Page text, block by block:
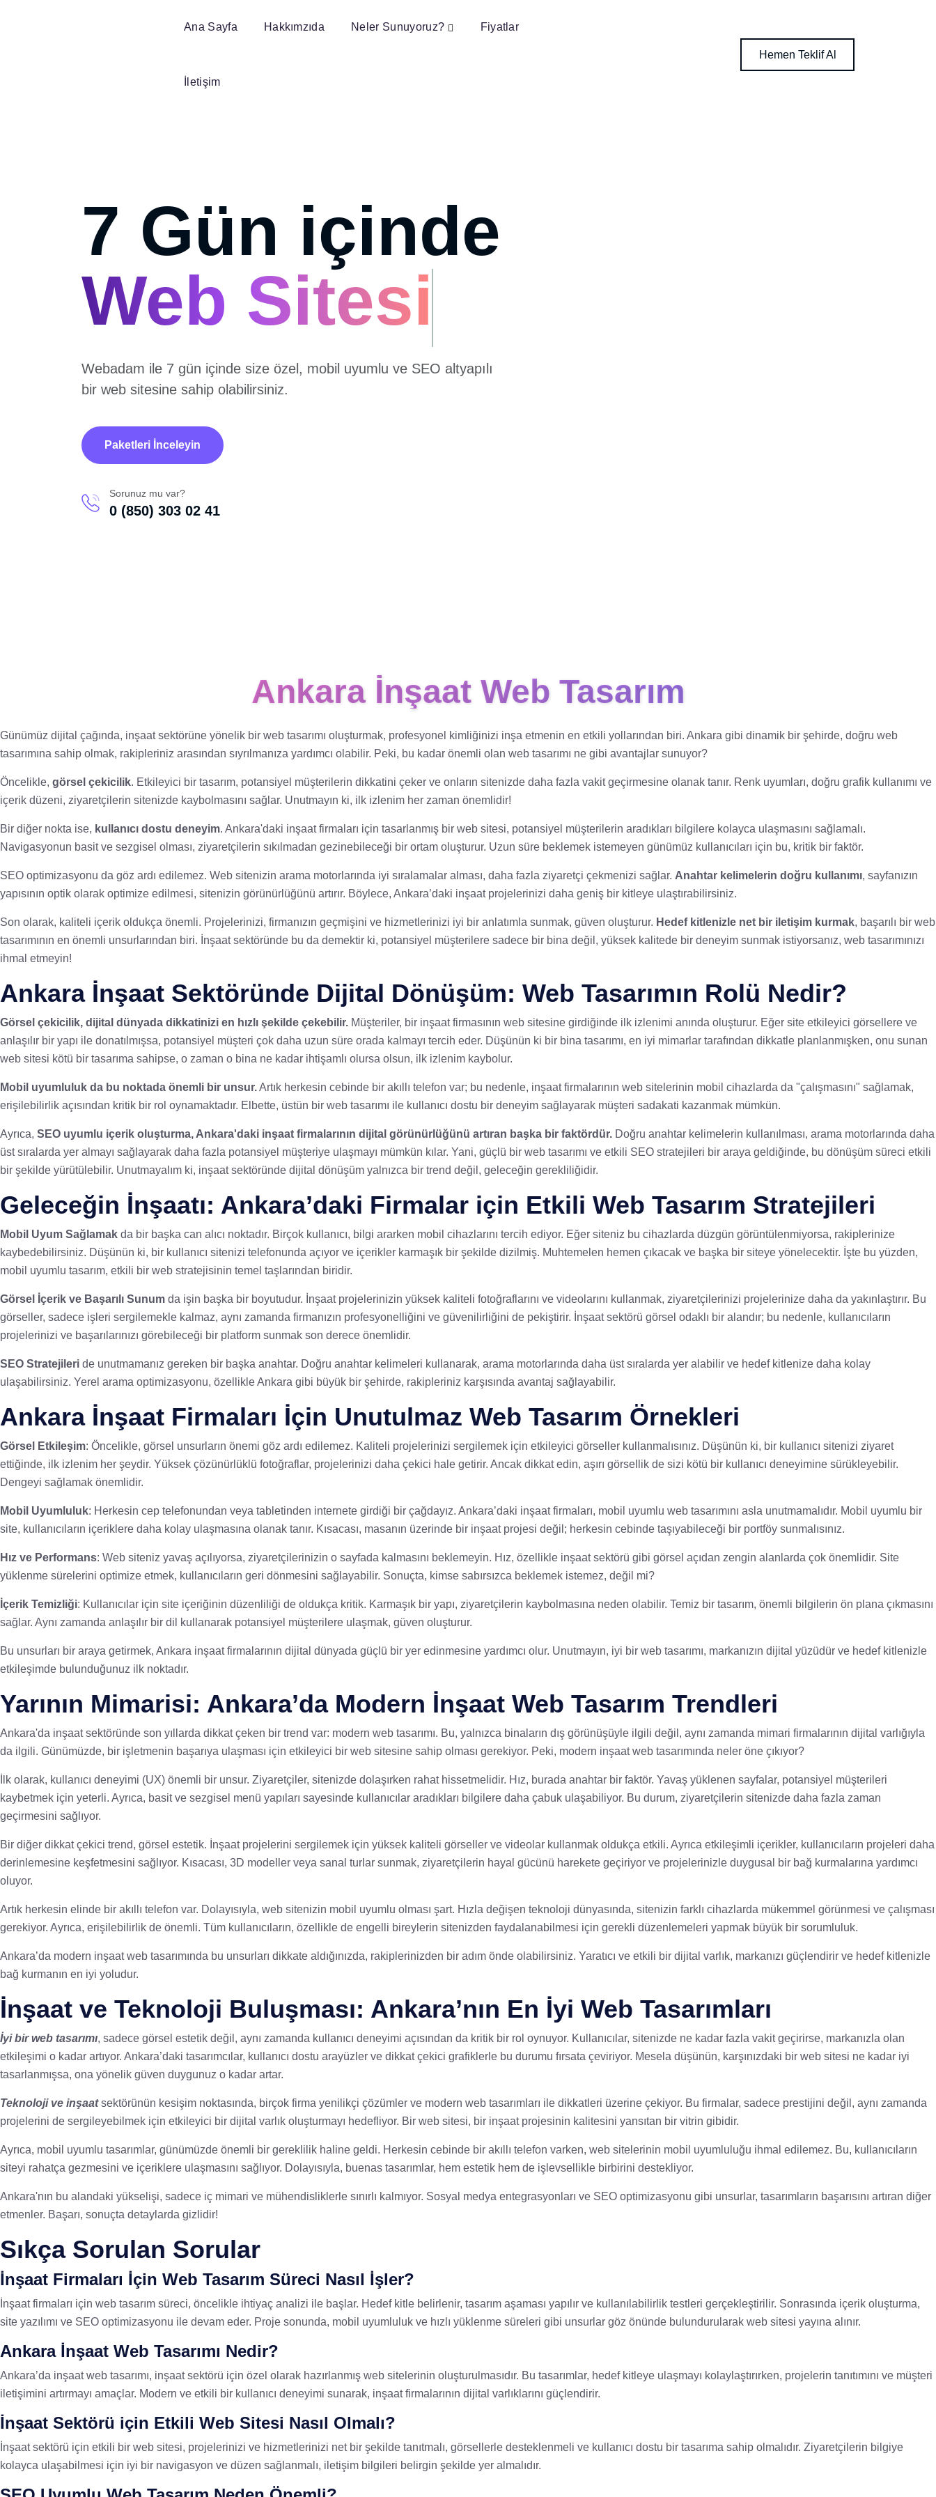
Ana Sayfa Hakkımzıda Neler Sunuyoruz? Fiyatlar
İletişim
Hemen Teklif Al
7 Gün içinde
Web Sitesi
Webadam ile 7 gün içinde size özel, mobil uyumlu ve SEO altyapılı
bir web sitesine sahip olabilirsiniz.
Paketleri İnceleyin
Sorunuz mu var?
0 (850) 303 02 41
Ankara İnşaat Web Tasarım
Günümüz dijital çağında, inşaat sektörüne yönelik bir web tasarımı oluşturmak, profesyonel kimliğinizi inşa etmenin en etkili yollarından biri. Ankara gibi dinamik bir şehirde, doğru web
tasarımına sahip olmak, rakipleriniz arasından sıyrılmanıza yardımcı olabilir. Peki, bu kadar önemli olan web tasarımı ne gibi avantajlar sunuyor?
Öncelikle, görsel çekicilik. Etkileyici bir tasarım, potansiyel müşterilerin dikkatini çeker ve onların sitenizde daha fazla vakit geçirmesine olanak tanır. Renk uyumları, doğru grafik kullanımı ve
içerik düzeni, ziyaretçilerin sitenizde kaybolmasını sağlar. Unutmayın ki, ilk izlenim her zaman önemlidir!
Bir diğer nokta ise, kullanıcı dostu deneyim. Ankara'daki inşaat firmaları için tasarlanmış bir web sitesi, potansiyel müşterilerin aradıkları bilgilere kolayca ulaşmasını sağlamalı.
Navigasyonun basit ve sezgisel olması, ziyaretçilerin sıkılmadan gezinebileceği bir ortam oluşturur. Uzun süre beklemek istemeyen günümüz kullanıcıları için bu, kritik bir faktör.
SEO optimizasyonu da göz ardı edilemez. Web sitenizin arama motorlarında iyi sıralamalar alması, daha fazla ziyaretçi çekmenizi sağlar. Anahtar kelimelerin doğru kullanımı, sayfanızın
yapısının optik olarak optimize edilmesi, sitenizin görünürlüğünü artırır. Böylece, Ankara’daki inşaat projelerinizi daha geniş bir kitleye ulaştırabilirsiniz.
Son olarak, kaliteli içerik oldukça önemli. Projelerinizi, firmanızın geçmişini ve hizmetlerinizi iyi bir anlatımla sunmak, güven oluşturur. Hedef kitlenizle net bir iletişim kurmak, başarılı bir web
tasarımının en önemli unsurlarından biri. İnşaat sektöründe bu da demektir ki, potansiyel müşterilere sadece bir bina değil, yüksek kalitede bir deneyim sunmak istiyorsanız, web tasarımınızı
ihmal etmeyin!
Ankara İnşaat Sektöründe Dijital Dönüşüm: Web Tasarımın Rolü Nedir?
Görsel çekicilik, dijital dünyada dikkatinizi en hızlı şekilde çekebilir. Müşteriler, bir inşaat firmasının web sitesine girdiğinde ilk izlenimi anında oluşturur. Eğer site etkileyici görsellere ve
anlaşılır bir yapı ile donatılmışsa, potansiyel müşteri çok daha uzun süre orada kalmayı tercih eder. Düşünün ki bir bina tasarımı, en iyi mimarlar tarafından dikkatle planlanmışken, onu sunan
web sitesi kötü bir tasarıma sahipse, o zaman o bina ne kadar ihtişamlı olursa olsun, ilk izlenim kaybolur.
Mobil uyumluluk da bu noktada önemli bir unsur.Artık herkesin cebinde bir akıllı telefon var; bu nedenle, inşaat firmalarının web sitelerinin mobil cihazlarda da "çalışmasını" sağlamak,
erişilebilirlik açısından kritik bir rol oynamaktadır. Elbette, üstün bir web tasarımı ile kullanıcı dostu bir deneyim sağlayarak müşteri sadakati kazanmak mümkün.
Ayrıca, SEO uyumlu içerik oluşturma, Ankara'daki inşaat firmalarının dijital görünürlüğünü artıran başka bir faktördür. Doğru anahtar kelimelerin kullanılması, arama motorlarında daha
üst sıralarda yer almayı sağlayarak daha fazla potansiyel müşteriye ulaşmayı mümkün kılar. Yani, güçlü bir web tasarımı ve etkili SEO stratejileri bir araya geldiğinde, bu dönüşüm süreci etkili
bir şekilde yürütülebilir. Unutmayalım ki, inşaat sektöründe dijital dönüşüm yalnızca bir trend değil, geleceğin gerekliliğidir.
Geleceğin İnşaatı: Ankara’daki Firmalar için Etkili Web Tasarım Stratejileri
Mobil Uyum Sağlamak da bir başka can alıcı noktadır. Birçok kullanıcı, bilgi ararken mobil cihazlarını tercih ediyor. Eğer siteniz bu cihazlarda düzgün görüntülenmiyorsa, rakiplerinize
kaybedebilirsiniz. Düşünün ki, bir kullanıcı sitenizi telefonunda açıyor ve içerikler karmaşık bir şekilde dizilmiş. Muhtemelen hemen çıkacak ve başka bir siteye yönelecektir. İşte bu yüzden,
mobil uyumlu tasarım, etkili bir web stratejisinin temel taşlarından biridir.
Görsel İçerik ve Başarılı Sunum da işin başka bir boyutudur. İnşaat projelerinizin yüksek kaliteli fotoğraflarını ve videolarını kullanmak, ziyaretçilerinizi projelerinize daha da yakınlaştırır. Bu
görseller, sadece işleri sergilemekle kalmaz, aynı zamanda firmanızın profesyonelliğini ve güvenilirliğini de pekiştirir. İnşaat sektörü görsel odaklı bir alandır; bu nedenle, kullanıcıların
projelerinizi ve başarılarınızı görebileceği bir platform sunmak son derece önemlidir.
SEO Stratejileri de unutmamanız gereken bir başka anahtar. Doğru anahtar kelimeleri kullanarak, arama motorlarında daha üst sıralarda yer alabilir ve hedef kitlenize daha kolay
ulaşabilirsiniz. Yerel arama optimizasyonu, özellikle Ankara gibi büyük bir şehirde, rakipleriniz karşısında avantaj sağlayabilir.
Ankara İnşaat Firmaları İçin Unutulmaz Web Tasarım Örnekleri
Görsel Etkileşim: Öncelikle, görsel unsurların önemi göz ardı edilemez. Kaliteli projelerinizi sergilemek için etkileyici görseller kullanmalısınız. Düşünün ki, bir kullanıcı sitenizi ziyaret
ettiğinde, ilk izlenim her şeydir. Yüksek çözünürlüklü fotoğraflar, projelerinizi daha çekici hale getirir. Ancak dikkat edin, aşırı görsellik de sizi kötü bir kullanıcı deneyimine sürükleyebilir.
Dengeyi sağlamak önemlidir.
Mobil Uyumluluk: Herkesin cep telefonundan veya tabletinden internete girdiği bir çağdayız. Ankara’daki inşaat firmaları, mobil uyumlu web tasarımını asla unutmamalıdır. Mobil uyumlu bir
site, kullanıcıların içeriklere daha kolay ulaşmasına olanak tanır. Kısacası, masanın üzerinde bir inşaat projesi değil; herkesin cebinde taşıyabileceği bir portföy sunmalısınız.
Hız ve Performans: Web siteniz yavaş açılıyorsa, ziyaretçilerinizin o sayfada kalmasını beklemeyin. Hız, özellikle inşaat sektörü gibi görsel açıdan zengin alanlarda çok önemlidir. Site
yüklenme sürelerini optimize etmek, kullanıcıların geri dönmesini sağlayabilir. Sonuçta, kimse sabırsızca beklemek istemez, değil mi?
İçerik Temizliği: Kullanıcılar için site içeriğinin düzenliliği de oldukça kritik. Karmaşık bir yapı, ziyaretçilerin kaybolmasına neden olabilir. Temiz bir tasarım, önemli bilgilerin ön plana çıkmasını
sağlar. Aynı zamanda anlaşılır bir dil kullanarak potansiyel müşterilere ulaşmak, güven oluşturur.
Bu unsurları bir araya getirmek, Ankara inşaat firmalarının dijital dünyada güçlü bir yer edinmesine yardımcı olur. Unutmayın, iyi bir web tasarımı, markanızın dijital yüzüdür ve hedef kitlenizle
etkileşimde bulunduğunuz ilk noktadır.
Yarının Mimarisi: Ankara’da Modern İnşaat Web Tasarım Trendleri
Ankara'da inşaat sektöründe son yıllarda dikkat çeken bir trend var: modern web tasarımı. Bu, yalnızca binaların dış görünüşüyle ilgili değil, aynı zamanda mimari firmalarının dijital varlığıyla
da ilgili. Günümüzde, bir işletmenin başarıya ulaşması için etkileyici bir web sitesine sahip olması gerekiyor. Peki, modern inşaat web tasarımında neler öne çıkıyor?
İlk olarak, kullanıcı deneyimi (UX) önemli bir unsur. Ziyaretçiler, sitenizde dolaşırken rahat hissetmelidir. Hız, burada anahtar bir faktör. Yavaş yüklenen sayfalar, potansiyel müşterileri
kaybetmek için yeterli. Ayrıca, basit ve sezgisel menü yapıları sayesinde kullanıcılar aradıkları bilgilere daha çabuk ulaşabiliyor. Bu durum, ziyaretçilerin sitenizde daha fazla zaman
geçirmesini sağlıyor.
Bir diğer dikkat çekici trend, görsel estetik. İnşaat projelerini sergilemek için yüksek kaliteli görseller ve videolar kullanmak oldukça etkili. Ayrıca etkileşimli içerikler, kullanıcıların projeleri daha
derinlemesine keşfetmesini sağlıyor. Kısacası, 3D modeller veya sanal turlar sunmak, ziyaretçilerin hayal gücünü harekete geçiriyor ve projelerinizle duygusal bir bağ kurmalarına yardımcı
oluyor.
Artık herkesin elinde bir akıllı telefon var. Dolayısıyla, web sitenizin mobil uyumlu olması şart. Hızla değişen teknoloji dünyasında, sitenizin farklı cihazlarda mükemmel görünmesi ve çalışması
gerekiyor. Ayrıca, erişilebilirlik de önemli. Tüm kullanıcıların, özellikle de engelli bireylerin sitenizden faydalanabilmesi için gerekli düzenlemeleri yapmak büyük bir sorumluluk.
Ankara’da modern inşaat web tasarımında bu unsurları dikkate aldığınızda, rakiplerinizden bir adım önde olabilirsiniz. Yaratıcı ve etkili bir dijital varlık, markanızı güçlendirir ve hedef kitlenizle
bağ kurmanın en iyi yoludur.
İnşaat ve Teknoloji Buluşması: Ankara’nın En İyi Web Tasarımları
İyi bir web tasarımı, sadece görsel estetik değil, aynı zamanda kullanıcı deneyimi açısından da kritik bir rol oynuyor. Kullanıcılar, sitenizde ne kadar fazla vakit geçirirse, markanızla olan
etkileşimi o kadar artıyor. Ankara’daki tasarımcılar, kullanıcı dostu arayüzler ve dikkat çekici grafiklerle bu durumu fırsata çeviriyor. Mesela düşünün, karşınızdaki bir web sitesi ne kadar iyi
tasarlanmışsa, ona yönelik güven duygunuz o kadar artar.
Teknoloji ve inşaatsektörünün kesişim noktasında, birçok firma yenilikçi çözümler ve modern web tasarımları ile dikkatleri üzerine çekiyor. Bu firmalar, sadece prestijini değil, aynı zamanda
projelerini de sergileyebilmek için etkileyici bir dijital varlık oluşturmayı hedefliyor. Bir web sitesi, bir inşaat projesinin kalitesini yansıtan bir vitrin gibidir.
Ayrıca, mobil uyumlu tasarımlar, günümüzde önemli bir gereklilik haline geldi. Herkesin cebinde bir akıllı telefon varken, web sitelerinin mobil uyumluluğu ihmal edilemez. Bu, kullanıcıların
siteyi rahatça gezmesini ve içeriklere ulaşmasını sağlıyor. Dolayısıyla, buenas tasarımlar, hem estetik hem de işlevsellikle birbirini destekliyor.
Ankara'nın bu alandaki yükselişi, sadece iç mimari ve mühendisliklerle sınırlı kalmıyor. Sosyal medya entegrasyonları ve SEO optimizasyonu gibi unsurlar, tasarımların başarısını artıran diğer
etmenler. Başarı, sonuçta detaylarda gizlidir!
Sıkça Sorulan Sorular
İnşaat Firmaları İçin Web Tasarım Süreci Nasıl İşler?
İnşaat firmaları için web tasarım süreci, öncelikle ihtiyaç analizi ile başlar. Hedef kitle belirlenir, tasarım aşaması yapılır ve kullanılabilirlik testleri gerçekleştirilir. Sonrasında içerik oluşturma,
site yazılımı ve SEO optimizasyonu ile devam eder. Proje sonunda, mobil uyumluluk ve hızlı yüklenme süreleri gibi unsurlar göz önünde bulundurularak web sitesi yayına alınır.
Ankara İnşaat Web Tasarımı Nedir?
Ankara’da inşaat web tasarımı, inşaat sektörü için özel olarak hazırlanmış web sitelerinin oluşturulmasıdır. Bu tasarımlar, hedef kitleye ulaşmayı kolaylaştırırken, projelerin tanıtımını ve müşteri
iletişimini artırmayı amaçlar. Modern ve etkili bir kullanıcı deneyimi sunarak, inşaat firmalarının dijital varlıklarını güçlendirir.
İnşaat Sektörü için Etkili Web Sitesi Nasıl Olmalı?
İnşaat sektörü için etkili bir web sitesi, projelerinizi ve hizmetlerinizi net bir şekilde tanıtmalı, görsellerle desteklenmeli ve kullanıcı dostu bir tasarıma sahip olmalıdır. Ziyaretçilerin bilgiye
kolayca ulaşabilmesi için iyi bir navigasyon ve düzen sağlanmalı, iletişim bilgileri belirgin şekilde yer almalıdır.